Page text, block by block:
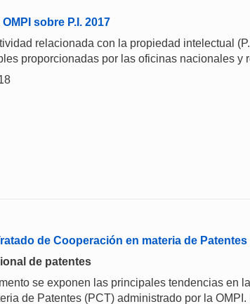
sobre P.I. 2017
relacionada con la propiedad intelectual
proporcionadas por las oficinas nacionales y
de Cooperación en materia de Patentes
de patentes
se exponen las principales tendencias en
de Patentes (PCT) administrado por la